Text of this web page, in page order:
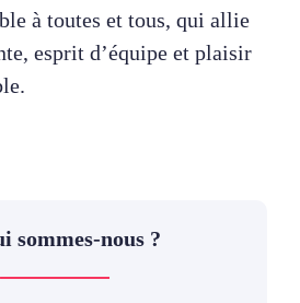
à toutes et tous, qui allie
esprit d’équipe et plaisir
sommes-nous ?